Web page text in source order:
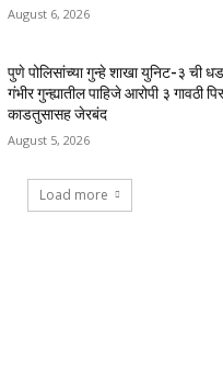
August 6, 2026
पुणे पोलिसांच्या गुन्हे शाखा युनिट-३ ची
गंभीर गुन्ह्यातील पाहिजे आरोपी ३ गावठी
काडतुसासह जेरबंद
August 5, 2026
Load more